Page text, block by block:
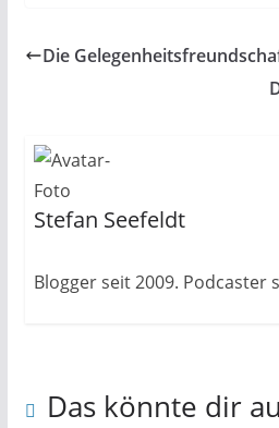
Die
Stefan Seefeldt
Blogger seit 2009. Podcaster
Das könnte dir